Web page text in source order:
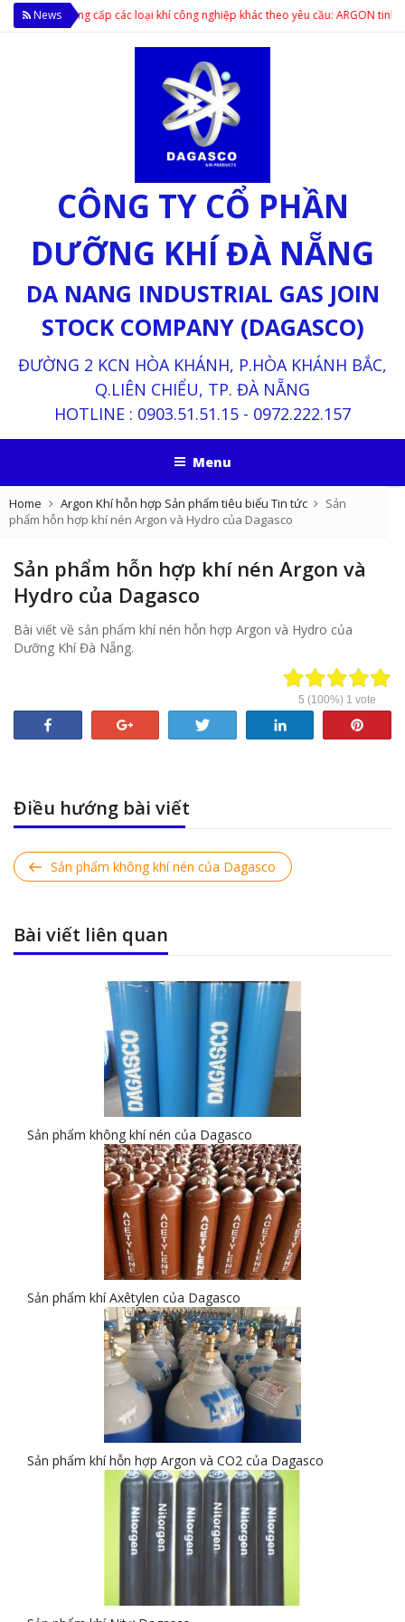
News
Cung cấp các loại khí công nghiệp khác theo yêu cầu: ARGON tinh
CÔNG TY CỔ PHẦN
DƯỠNG KHÍ ĐÀ NẴNG
DA NANG INDUSTRIAL GAS JOIN
STOCK COMPANY (DAGASCO)
ĐƯỜNG 2 KCN HÒA KHÁNH, P.HÒA KHÁNH BẮC,
Q.LIÊN CHIỂU, TP. ĐÀ NẴNG
HOTLINE : 0903.51.51.15 - 0972.222.157
Menu
Home Argon Khí hỗn hợp Sản phẩm tiêu biểu Tin tức
Sản
phẩm hỗn hợp khí nén Argon và Hydro của Dagasco
Sản phẩm hỗn hợp khí nén Argon và
Hydro của Dagasco
Bài viết về sản phẩm khí nén hỗn hợp Argon và Hydro của
Dưỡng Khí Đà Nẵng.
5 (100%) 1 vote
Điều hướng bài viết
Previous
Post
Sản phẩm không khí nén của Dagasco
Bài viết liên quan
Sản phẩm không khí nén của Dagasco
Sản phẩm khí Axêtylen của Dagasco
Sản phẩm khí hỗn hợp Argon và CO2 của Dagasco